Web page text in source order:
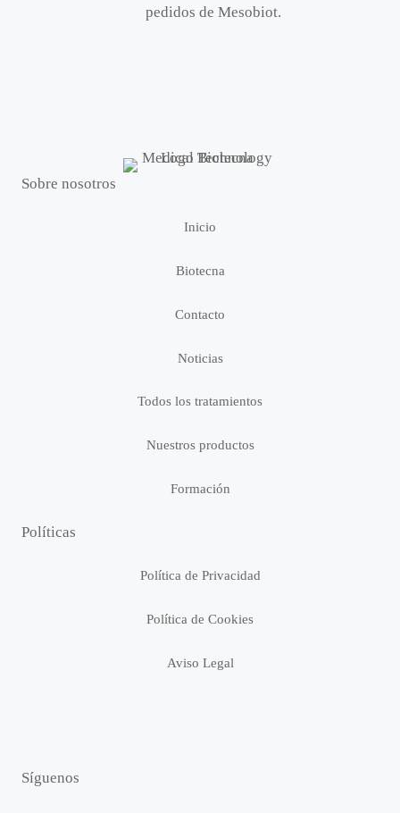
pedidos de Mesobiot.
Sobre nosotros
Inicio
Biotecna
Contacto
Noticias
Todos los tratamientos
Nuestros productos
Formación
Políticas
Política de Privacidad
Política de Cookies
Aviso Legal
Síguenos